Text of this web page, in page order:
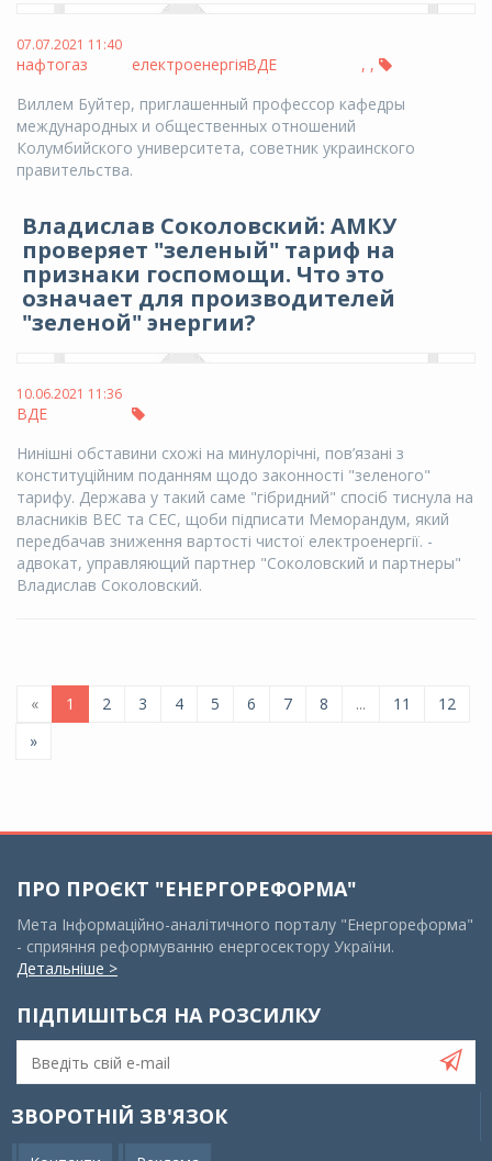
07.07.2021 11:40
нафтогаз ,
електроенергія ,
ВДЕ
Виллем Буйтер, приглашенный профессор кафедры
международных и общественных отношений
Колумбийского университета, советник украинского
правительства.
Владислав Соколовский: АМКУ
проверяет "зеленый" тариф на
признаки госпомощи. Что это
означает для производителей
"зеленой" энергии?
10.06.2021 11:36
ВДЕ
Нинішні обставини схожі на минулорічні, пов’язані з
конституційним поданням щодо законності "зеленого"
тарифу. Держава у такий саме "гібридний" спосіб тиснула на
власників ВЕС та СЕС, щоби підписати Меморандум, який
передбачав зниження вартості чистої електроенергії. -
адвокат, управляющий партнер "Соколовский и партнеры"
Владислав Соколовский.
« 1 2 3 4 5 6 7 8 ... 11
12
»
ПРО ПРОЄКТ "ЕНЕРГОРЕФОРМА"
Мета Інформаційно-аналітичного порталу "Енергореформа"
- сприяння реформуванню енергосектору України.
Детальніше >
ПІДПИШІТЬСЯ НА РОЗСИЛКУ
ЗВОРОТНІЙ ЗВ'ЯЗОК